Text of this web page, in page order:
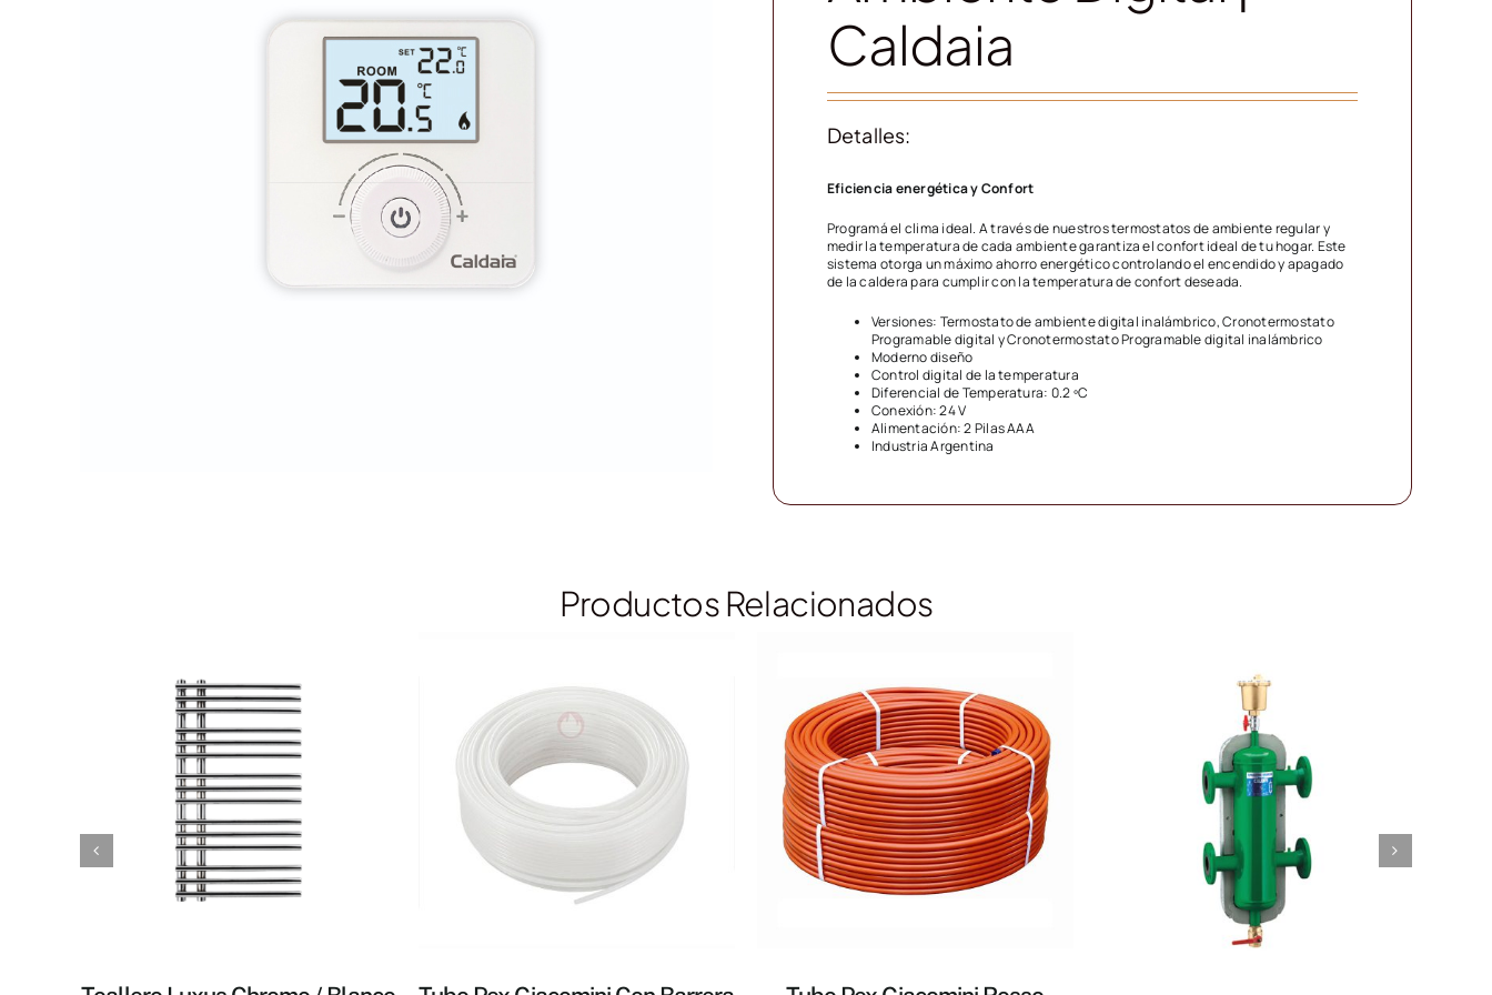
Caldaia
Detalles:
Eficiencia energética y Confort
Programá el clima ideal. A través de nuestros termostatos de ambiente regular y
medir la temperatura de cada ambiente garantiza el confort ideal de tu hogar. Este
sistema otorga un máximo ahorro energético controlando el encendido y apagado
de la caldera para cumplir con la temperatura de confort deseada.
Versiones: Termostato de ambiente digital inalámbrico, Cronotermostato
Programable digital y Cronotermostato Programable digital inalámbrico
Moderno diseño
Control digital de la temperatura
Diferencial de Temperatura: 0.2 ºC
Conexión: 24 V
Alimentación: 2 Pilas AAA
Industria Argentina
Productos Relacionados